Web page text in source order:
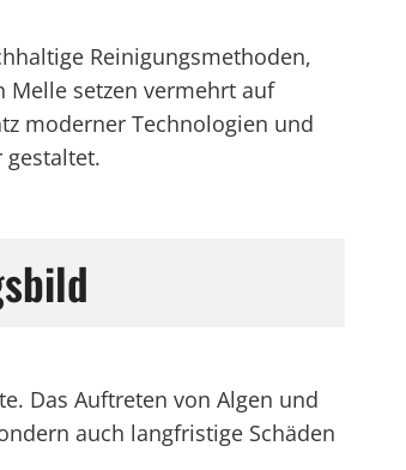
Reinigungsmethoden,
setzen vermehrt auf
moderner Technologien und
Das Auftreten von Algen und
auch langfristige Schäden